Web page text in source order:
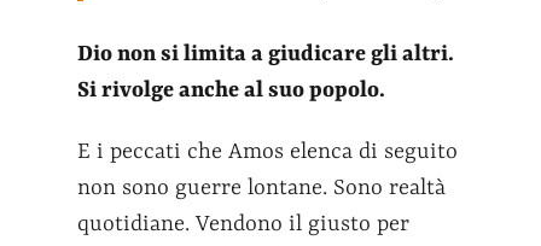
Dio non si limita a giudicare gli altri.
Si rivolge anche al suo popolo.
E i peccati che Amos elenca di seguito
non sono guerre lontane. Sono realtà
quotidiane. Vendono il giusto per